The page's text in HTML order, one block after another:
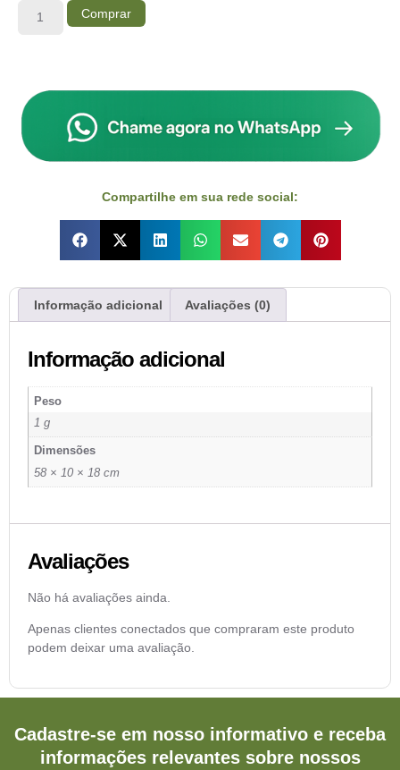
Comprar
Compartilhe em sua rede social:
Informação adicional Avaliações (0)
Informação adicional
Peso
1 g
Dimensões
58 × 10 × 18 cm
Avaliações
Não há avaliações ainda.
Apenas clientes conectados que compraram este produto
podem deixar uma avaliação.
Cadastre-se em nosso informativo e receba
informações relevantes sobre nossos